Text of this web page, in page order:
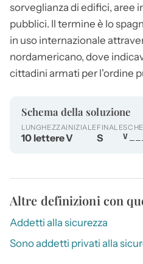
sorveglianza di edifici, aree
pubblici. Il termine è lo
in uso internazionale
nordamericano, dove
cittadini armati per l'ordine
Schema della soluzione
LUNGHEZZA
10 lettere
INIZIALE
V
FINALE
S
Altre definizioni con
Addetti alla sicurezza
Sono addetti privati alla